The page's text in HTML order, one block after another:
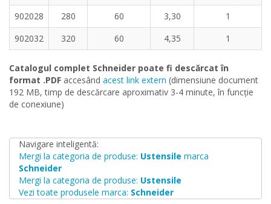
902028
280 60 3,30
1
902032
320 60 4,35 1
Catalogul complet Schneider poate fi descărcat în
format .PDF accesând acest link extern (dimensiune document
192 MB, timp de descărcare aproximativ 3-4 minute, în funcție
de conexiune)
Navigare inteligentă:
Mergi la categoria de produse: Ustensile marca
Schneider
Mergi la categoria de produse: Ustensile
Vezi toate produsele marca: Schneider